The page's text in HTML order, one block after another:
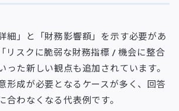
細」と「財務影響額」を示す必要があ
リスクに脆弱な財務指標 / 機会に整合
った新しい観点も追加されています。
形成が必要となるケースが多く、回答
合わなくなる代表例です。